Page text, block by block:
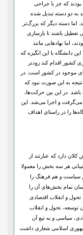
که جز با جراحی
به دو دسته تبدیل شده
اما دسته دیگر که بزرگ‌تر
تعطیل باشند تا بازسازی
اما نهادهایی مانند
دانشگاه با این ‌انگیزه که
کشور اقدام کند زودتر
موجود در کشور است. در
به این صورت نبود که
در این بین حرکت‌ها،
می‌گرفت و اجرا می‌شد. این
را در راستای اهداف
دارد که عبارتند از
هر سه بخش را معمولا
سیاست و هم فرهنگ را
تمام بخش‌های آن را
و انقلاب اقتصادی
توسعه، تحول و انقلاب
سیاسی و به تبع آن
اسلامی شعاری داشت